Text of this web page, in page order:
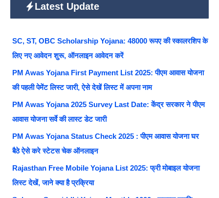
Latest Update
SC, ST, OBC Scholarship Yojana: 48000 रूपए की स्कालरशिप के
लिए नए आवेदन शुरू, ऑनलाइन आवेदन करें
PM Awas Yojana First Payment List 2025: पीएम आवास योजना
की पहली पेमेंट लिस्ट जारी, ऐसे देखें लिस्ट में अपना नाम
PM Awas Yojana 2025 Survey Last Date: केंद्र सरकार ने पीएम
आवास योजना सर्वे की लास्ट डेट जारी
PM Awas Yojana Status Check 2025 : पीएम आवास योजना घर
बैठे ऐसे करे स्टेटस चेक ऑनलाइन
Rajasthan Free Mobile Yojana List 2025: फ्री मोबाइल योजना
लिस्ट देखें, जाने क्या है प्रक्रिया